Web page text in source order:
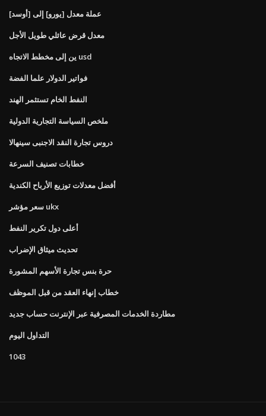
عملة معدل [يورو] إلى [أوسد]
معدل قرض عائلي طويل الأجل
ين إلى مخطط الاتجاه usd
فواتير الدولار علما الفضة
النفط الخام تستثمر الهند
ملخص السياسة التجارية الدولية
دروس تجارة النقد الاجنبى سينهالا
خطابات تصنيف السرعة
أفضل معدلات توزيع الأرباح الكندية
سعر مؤشر ukx
أعلى دول تكرير النفط
تحديث ميثاق الإضراب
حرة بنس تجارة الأسهم المشورة
خطاب إنهاء العقد من قبل الموظف
مطاردة الخدمات المصرفية عبر الإنترنت حساب جديد
التداول اليوم
1043